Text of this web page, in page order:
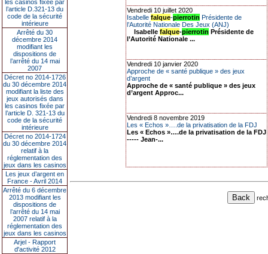
les casinos fixée par
l’article D.321-13 du
code de la sécurité
intérieure
Arrêté du 30
décembre 2014
modifiant les
dispositions de
l’arrêté du 14 mai
2007
Décret no 2014-1726
du 30 décembre 2014
modifiant la liste des
jeux autorisés dans
les casinos fixée par
l’article D. 321-13 du
code de la sécurité
intérieure
Décret no 2014-1724
du 30 décembre 2014
relatif à la
réglementation des
jeux dans les casinos
Les jeux d’argent en
France - Avril 2014
Arrêté du 6 décembre
2013 modifiant les
dispositions de
l’arrêté du 14 mai
2007 relatif à la
réglementation des
jeux dans les casinos
Arjel - Rapport
d'activité 2012
Vendredi 10 juillet 2020
Isabelle falque-pierrotin Présidente de
l’Autorité Nationale Des Jeux (ANJ)
Isabelle falque-pierrotin Présidente de
l’Autorité Nationale ...
Vendredi 10 janvier 2020
Approche de « santé publique » des jeux
d’argent
Approche de « santé publique » des jeux
d’argent Approc...
Vendredi 8 novembre 2019
Les « Echos »….de la privatisation de la FDJ
Les « Echos »….de la privatisation de la FDJ
----- Jean-...